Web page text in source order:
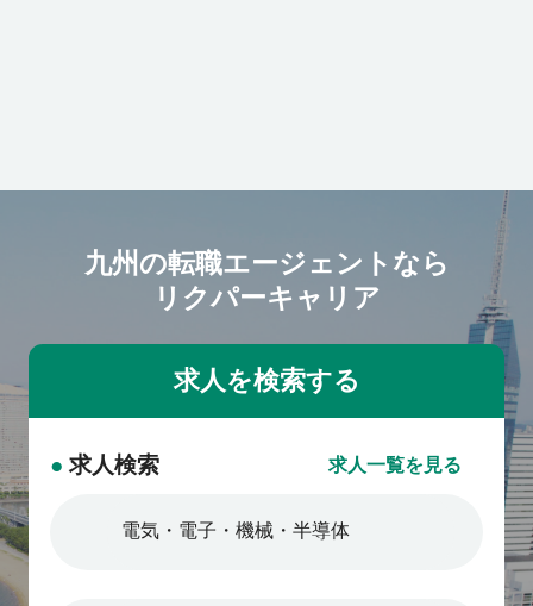
九州の転職エージェントなら
リクパーキャリア
● 求人検索 求人一覧を見る